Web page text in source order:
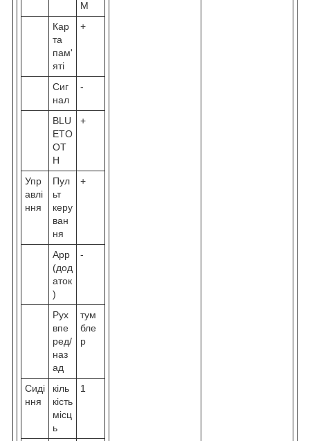
M
Кар
та
пам'
яті
+
Сиг
нал
-
BLU
ETO
OT
H
+
Упр
авлі
ння
Пул
ьт
керу
ван
ня
+
App
(дод
аток
)
-
Рух
впе
ред/
наз
ад
тум
бле
р
Сиді
ння
кіль
кість
місц
ь
1